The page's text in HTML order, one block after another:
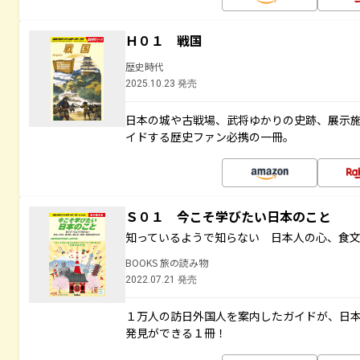
Ｈ０１ 戦国
歴史時代
2025.10.23 発売
日本の城や古戦場、武将ゆかりの史跡、展示
イドする歴史ファン必携の一冊。
Ｓ０１ 今こそ学びたい日本のこと
知っているようで知らない 日本人の心、食
BOOKS 旅の読み物
2022.07.21 発売
１万人の訪日外国人を案内したガイドが、日
発見ができる１冊！